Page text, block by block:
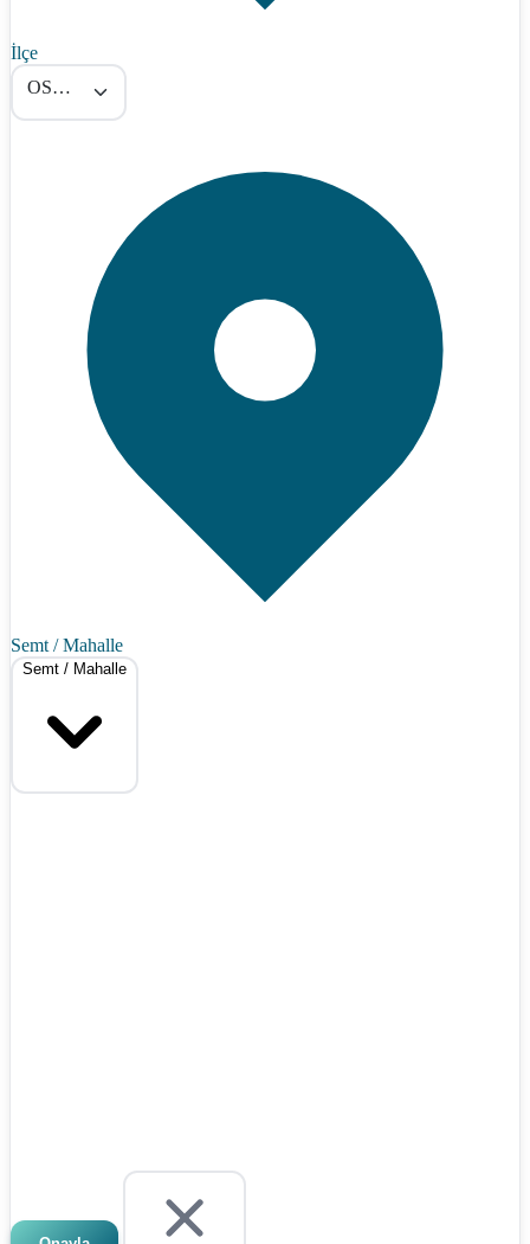
İlçe
OSMANELİ
Semt / Mahalle
Semt / Mahalle